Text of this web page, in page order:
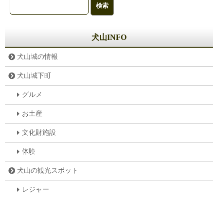
犬山INFO
犬山城の情報
犬山城下町
グルメ
お土産
文化財施設
体験
犬山の観光スポット
レジャー